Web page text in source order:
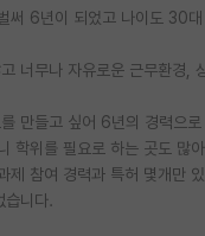
써 6년이 되었고 나이도 30
너무나 자유로운 근무환경,
만들고 싶어 6년의 경력으
학위를 필요로 하는 곳도 많
제 참여 경력과 특허 몇개만
습니다.